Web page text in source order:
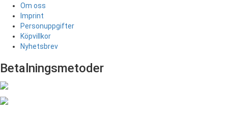
Om oss
Imprint
Personuppgifter
Köpvillkor
Nyhetsbrev
Betalningsmetoder